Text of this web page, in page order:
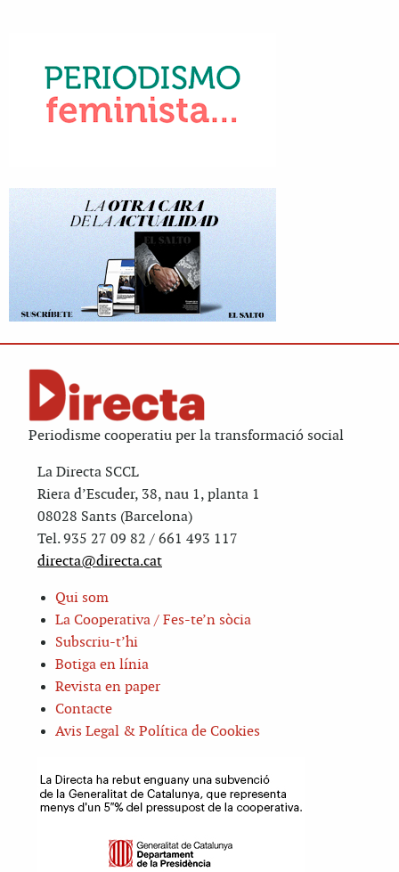
Periodisme cooperatiu per la transformació social
La Directa SCCL
Riera d’Escuder, 38, nau 1, planta 1
08028 Sants (Barcelona)
Tel. 935 27 09 82 / 661 493 117
directa@directa.cat
Qui som
La Cooperativa / Fes-te’n sòcia
Subscriu-t’hi
Botiga en línia
Revista en paper
Contacte
Avis Legal & Política de Cookies